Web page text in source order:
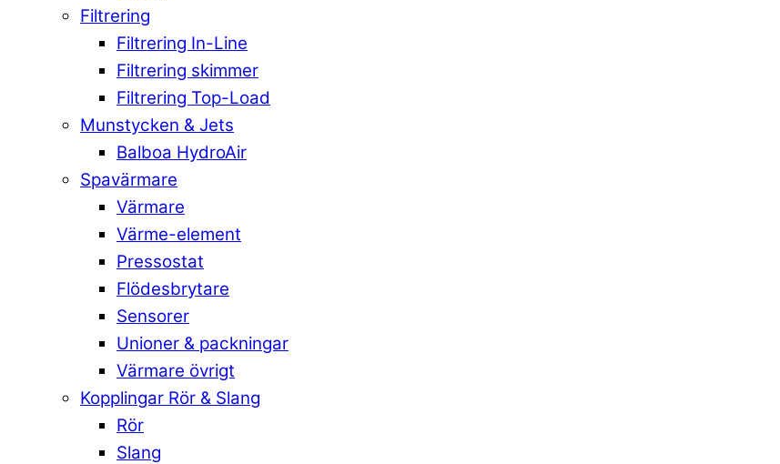
Filtrering
Filtrering In-Line
Filtrering skimmer
Filtrering Top-Load
Munstycken & Jets
Balboa HydroAir
Spavärmare
Värmare
Värme-element
Pressostat
Flödesbrytare
Sensorer
Unioner & packningar
Värmare övrigt
Kopplingar Rör & Slang
Rör
Slang